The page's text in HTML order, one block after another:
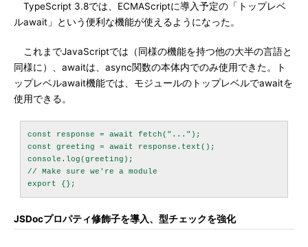
TypeScript 3.8では、ECMAScriptに導入予定の「トップレベ
ルawait」という便利な機能が使えるようになった。
これまでJavaScriptでは（同様の機能を持つ他の大半の言語と
同様に）、awaitは、async関数の本体内でのみ使用できた。ト
ップレベルawait機能では、モジュールのトップレベルでawaitを
使用できる。
const response = await fetch("...");
const greeting = await response.text();
console.log(greeting);
// Make sure we're a module
JSDocプロパティ修飾子を導入、型チェックを強化